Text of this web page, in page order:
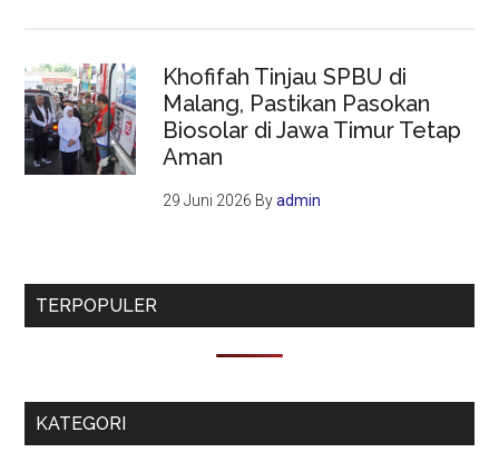
Khofifah Tinjau SPBU di
Malang, Pastikan Pasokan
Biosolar di Jawa Timur Tetap
Aman
29 Juni 2026 Byadmin
TERPOPULER
KATEGORI